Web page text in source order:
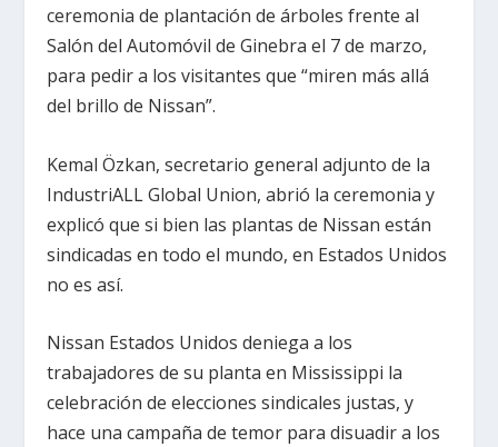
ceremonia de plantación de árboles frente al
Salón del Automóvil de Ginebra el 7 de marzo,
para pedir a los visitantes que “miren más allá
del brillo de Nissan”.
Kemal Özkan, secretario general adjunto de la
IndustriALL Global Union, abrió la ceremonia y
explicó que si bien las plantas de Nissan están
sindicadas en todo el mundo, en Estados Unidos
no es así.
Nissan Estados Unidos deniega a los
trabajadores de su planta en Mississippi la
celebración de elecciones sindicales justas, y
hace una campaña de temor para disuadir a los